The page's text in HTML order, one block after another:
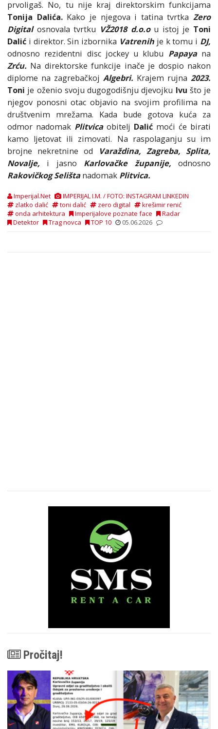
prvoligaš. No, tu nije kraj direktorskim funkcijama
Tonija Dalića. Kako je njegova i tatina tvrtka Zero
Digitalosnovala tvrtku VŽ2018 d.o.o u istoj je Toni
Dalić i direktor. Sin izbornika Vatrenih je k tomu i DJ,
odnosno rezidentni disc jockey u klubu Papayana
Zrću. Na direktorske funkcije inače je dospio nakon
diplome na zagrebačkoj Algebri. Krajem rujna 2023.
Toni je oženio svoju dugogodišnju djevojku Ivu što je
njegov ponosni otac objavio na svojim profilima na
društvenim mrežama. Kada bude gotova kuća za
odmor nadomak Plitvica obitelj Dalić moći će birati
kamo ljetovat ili zimovati. Na raspolaganju su im
brojne nekretnine od
Varaždina, Zagreba, Splita,
Novalje, i jasno Karlovačke županije,odnosno
Rakovičkog Selištanadomak Plitvica.
Imperijal.Net
IMPERIJAL I.M. / FOTO: INSTAGRAM LINKEDIN
zlatko dalić
toni dalić zero digital
krešimir renić
onda arhitektura
Imperijalove poznate face
Radar
Detektor
Trag novca TOP 10 05.06.2026
Pročitaj!